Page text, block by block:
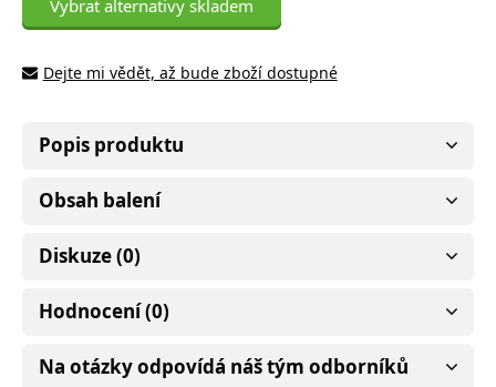
Vybrat alternativy skladem
Dejte mi vědět, až bude zboží dostupné
Popis produktu
Obsah balení
Diskuze (0)
Hodnocení (0)
Na otázky odpovídá náš tým odborníků